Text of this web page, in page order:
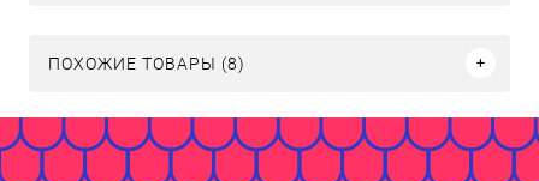
ПОХОЖИЕ ТОВАРЫ (8)